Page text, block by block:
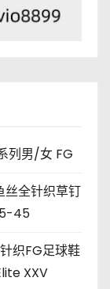
列男/女 FG
丝全针织草钉
45
织FG足球鞋
XXV